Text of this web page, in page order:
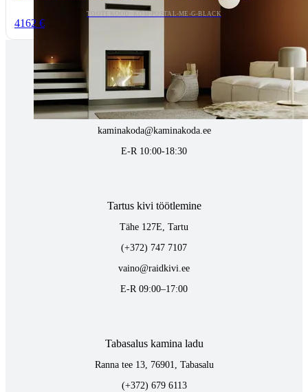
TOOTEKOOD: KOM-PORTAL-ME-G-BLACK
4162 €
Tallinnas kaminasalong
Pärnu mnt. 139E/2, 11317, Tallinn
(+372) 677 6977
kaminakoda@kaminakoda.ee
E-R 10:00-18:30
Tartus kivi töötlemine
Tähe 127E, Tartu
(+372) 747 7107
vaino@raidkivi.ee
E-R 09:00–17:00
Tabasalus kamina ladu
Ranna tee 13, 76901, Tabasalu
(+372) 679 6113